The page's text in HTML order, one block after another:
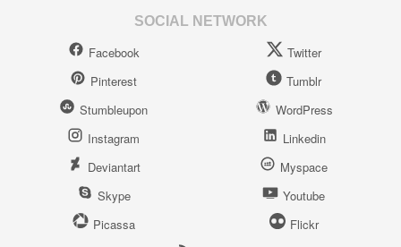
SOCIAL NETWORK
Facebook
Twitter
Pinterest
Tumblr
Stumbleupon
WordPress
Instagram
Linkedin
Deviantart
Myspace
Skype
Youtube
Picassa
Flickr